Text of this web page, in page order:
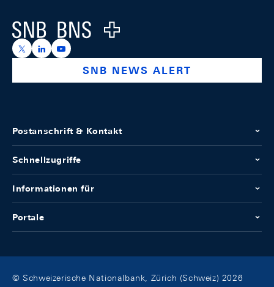
Logo
https://x.com/snb_bns
https://ch.linkedin.com/company/swiss-national-
https://www.youtube.com/@swissnationalbank
SNB NEWS ALERT
Postanschrift & Kontakt
Schnellzugriffe
Informationen für
Portale
© Schweizerische Nationalbank, Zürich (Schweiz) 2026